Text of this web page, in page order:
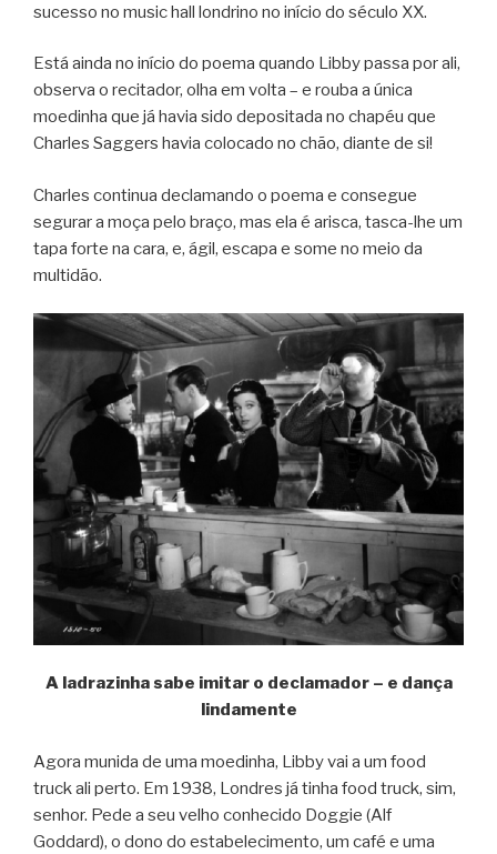
sucesso no music hall londrino no início do século XX.
Está ainda no início do poema quando Libby passa por ali,
observa o recitador, olha em volta – e rouba a única
moedinha que já havia sido depositada no chapéu que
Charles Saggers havia colocado no chão, diante de si!
Charles continua declamando o poema e consegue
segurar a moça pelo braço, mas ela é arisca, tasca-lhe um
tapa forte na cara, e, ágil, escapa e some no meio da
multidão.
A ladrazinha sabe imitar o declamador – e dança
lindamente
Agora munida de uma moedinha, Libby vai a um food
truck ali perto. Em 1938, Londres já tinha food truck, sim,
senhor. Pede a seu velho conhecido Doggie (Alf
Goddard), o dono do estabelecimento, um café e uma